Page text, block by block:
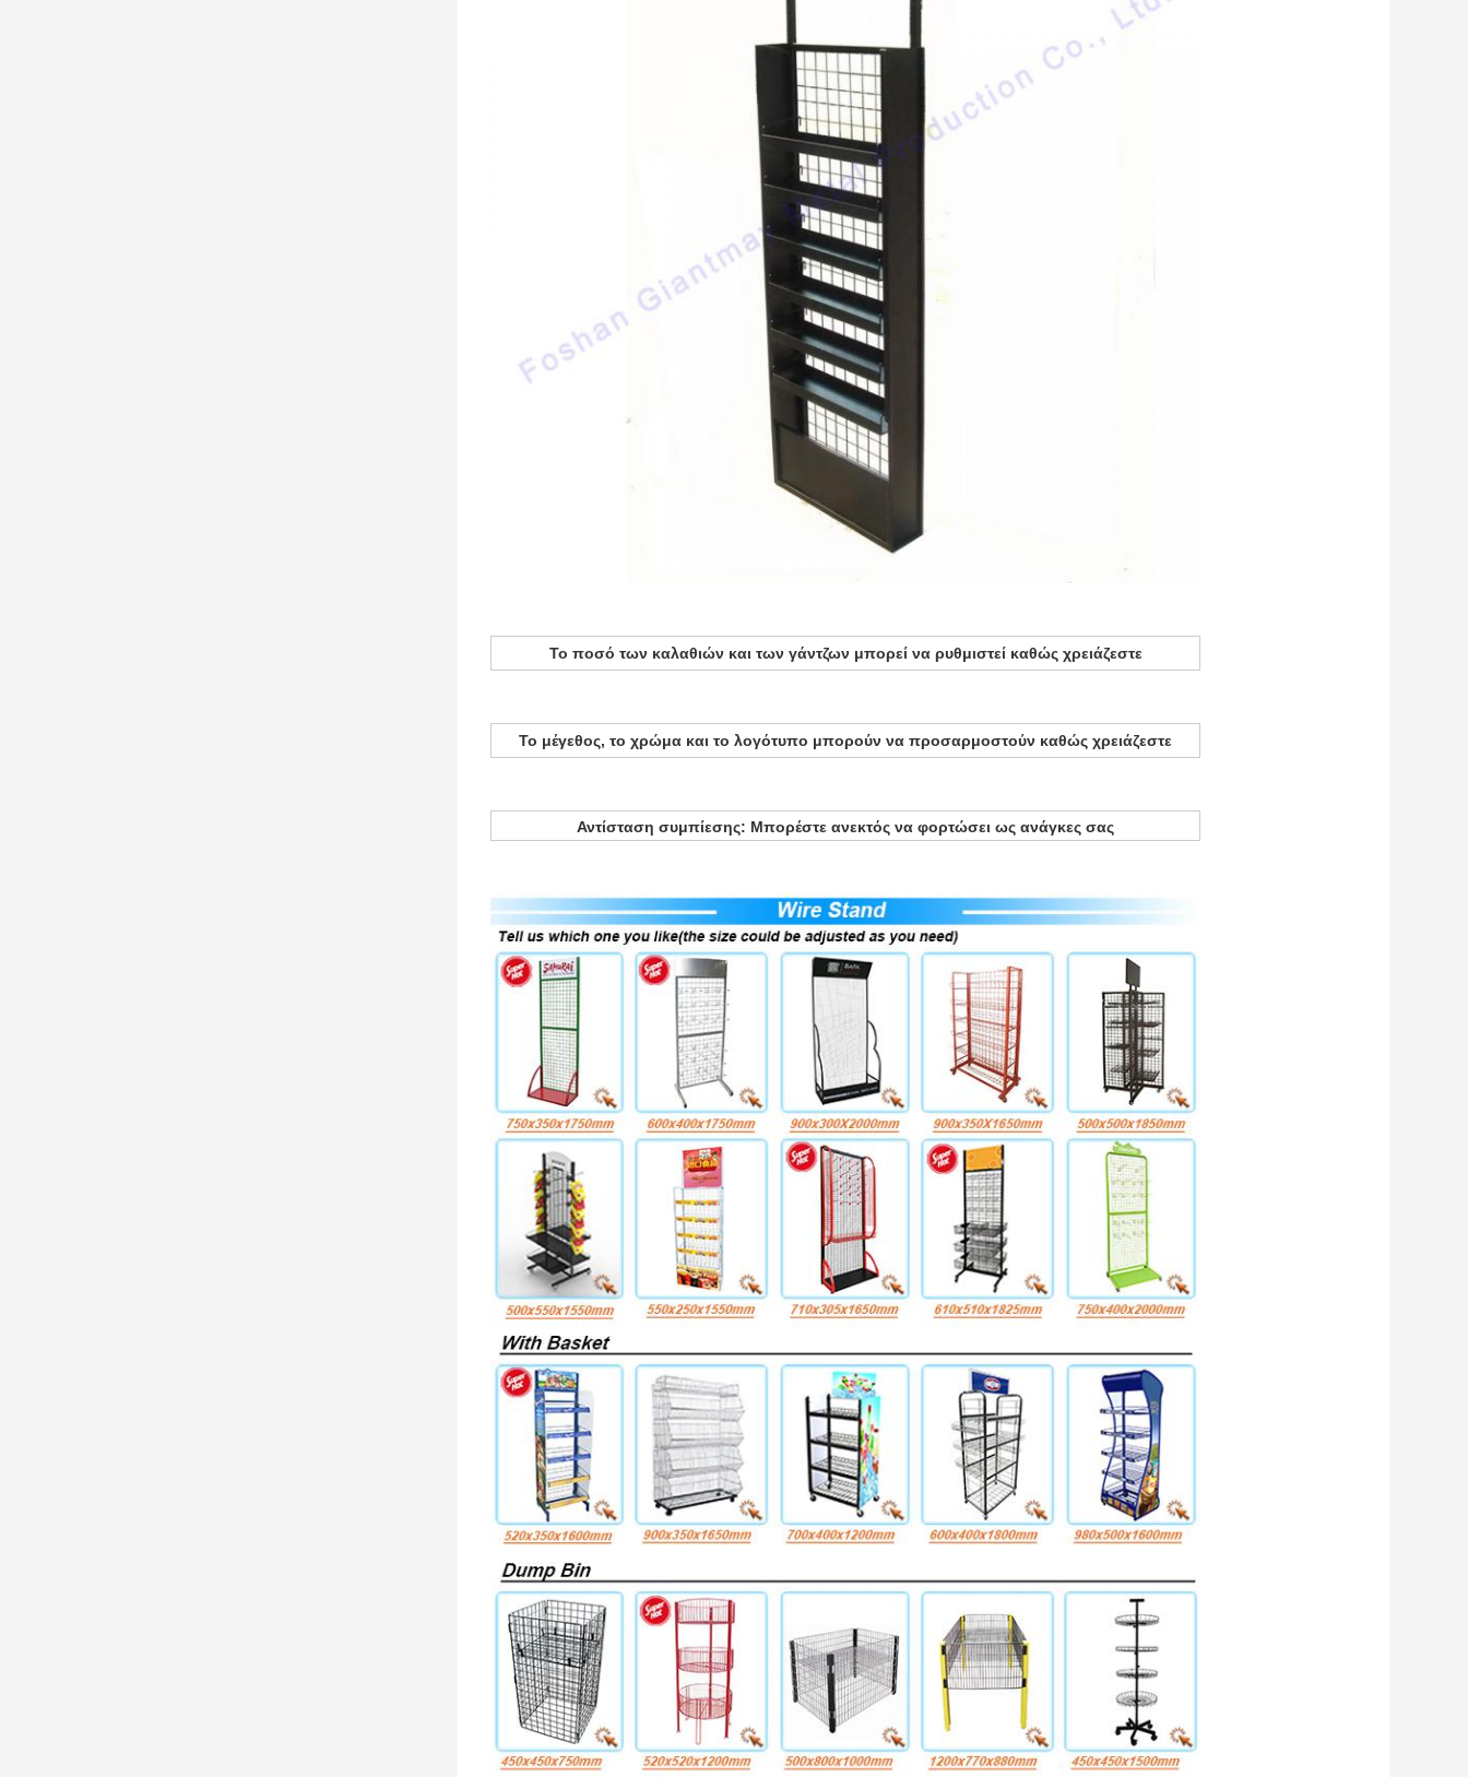
Το ποσό των καλαθιών και των γάντζων μπορεί να ρυθμιστεί καθώς χρειάζεστε
Το μέγεθος, το χρώμα και το λογότυπο μπορούν να προσαρμοστούν καθώς χρειάζεστε
Αντίσταση συμπίεσης: Μπορέστε ανεκτός να φορτώσει ως ανάγκες σας